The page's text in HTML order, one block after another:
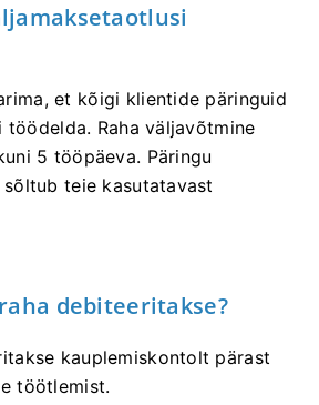
et kõigi klientide päringuid
Raha väljavõtmine
5 tööpäeva. Päringu
teie kasutatavast
debiteeritakse?
kauplemiskontolt pärast
töötlemist.